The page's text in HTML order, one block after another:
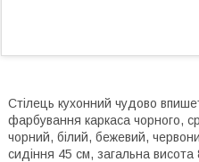
Стілець кухонний чудово
фарбування каркаса чорного,
чорний, білий, бежевий,
сидіння 45 см, загальна